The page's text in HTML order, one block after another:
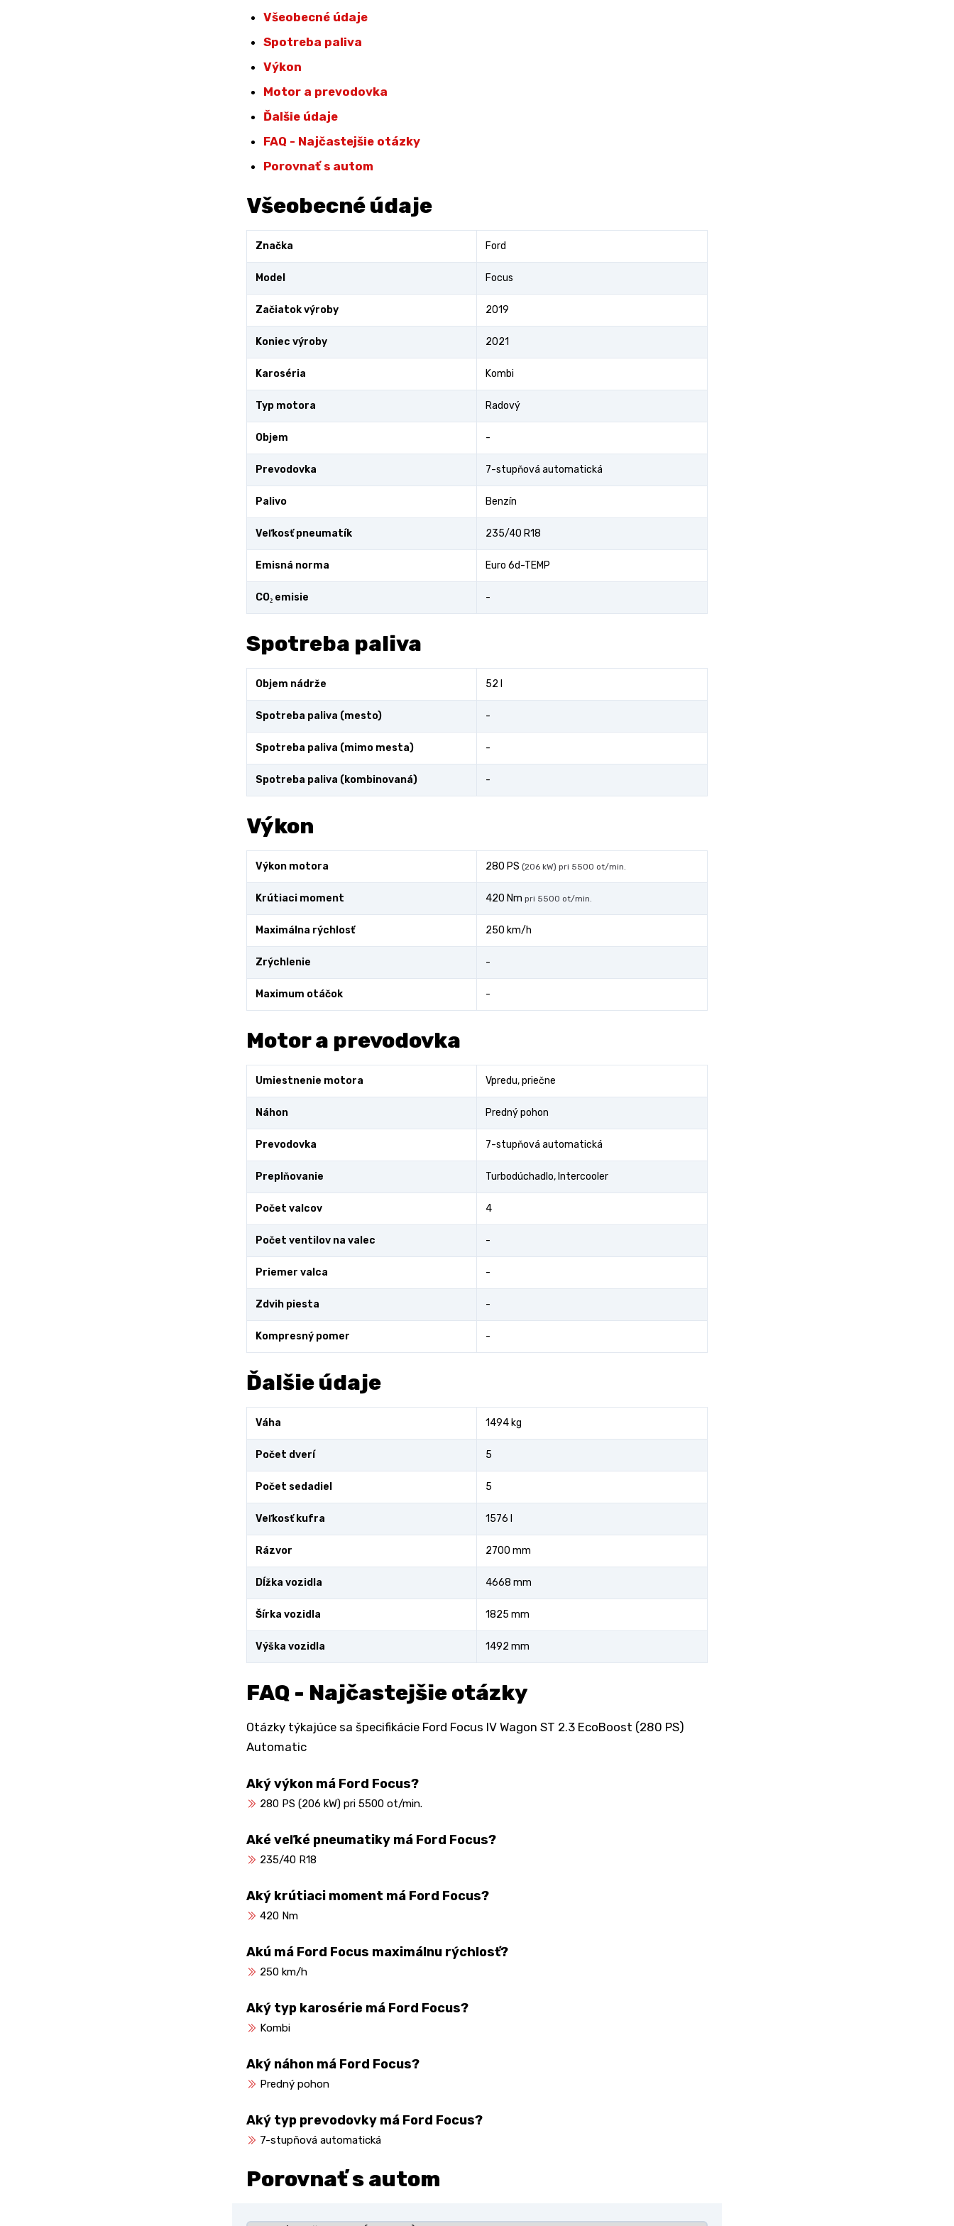
Všeobecné údaje
Spotreba paliva
Výkon
Motor a prevodovka
Ďalšie údaje
FAQ - Najčastejšie otázky
Porovnať s autom
Všeobecné údaje
Značka Ford
Model Focus
Začiatok výroby 2019
Koniec výroby 2021
Karoséria Kombi
Typ motora Radový
Objem -
Prevodovka 7-stupňová automatická
Palivo Benzín
Veľkosť pneumatík 235/40 R18
Emisná norma Euro 6d-TEMP
CO₂ emisie -
Spotreba paliva
Objem nádrže 52 l
Spotreba paliva (mesto) -
Spotreba paliva (mimo mesta) -
Spotreba paliva (kombinovaná) -
Výkon
Výkon motora 280 PS (206 kW) pri 5500 ot/min.
Krútiaci moment 420 Nm pri 5500 ot/min.
Maximálna rýchlosť 250 km/h
Zrýchlenie -
Maximum otáčok -
Motor a prevodovka
Umiestnenie motora Vpredu, priečne
Náhon Predný pohon
Prevodovka 7-stupňová automatická
Preplňovanie Turbodúchadlo, Intercooler
Počet valcov 4
Počet ventilov na valec -
Priemer valca -
Zdvih piesta -
Kompresný pomer -
Ďalšie údaje
Váha 1494 kg
Počet dverí 5
Počet sedadiel 5
Veľkosť kufra 1576 l
Rázvor 2700 mm
Dĺžka vozidla 4668 mm
Šírka vozidla 1825 mm
Výška vozidla 1492 mm
FAQ - Najčastejšie otázky
Otázky týkajúce sa špecifikácie Ford Focus IV Wagon ST 2.3 EcoBoost (280 PS)
Automatic
Aký výkon má Ford Focus?
280 PS (206 kW) pri 5500 ot/min.
Aké veľké pneumatiky má Ford Focus?
235/40 R18
Aký krútiaci moment má Ford Focus?
420 Nm
Akú má Ford Focus maximálnu rýchlosť?
250 km/h
Aký typ karosérie má Ford Focus?
Kombi
Aký náhon má Ford Focus?
Predný pohon
Aký typ prevodovky má Ford Focus?
7-stupňová automatická
Porovnať s autom